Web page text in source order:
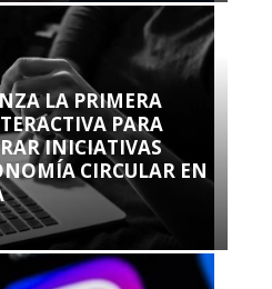
LA PRIMERA
PARA
INICIATIVAS
CIRCULAR EN